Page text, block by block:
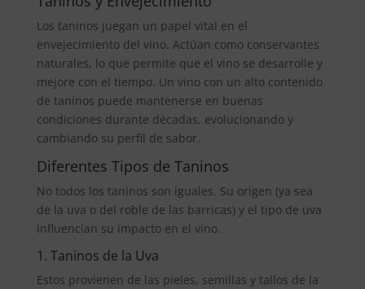
Los taninos juegan un papel vital en el
envejecimiento del vino. Actúan como conservantes
naturales, lo que permite que el vino se desarrolle y
mejore con el tiempo. Un vino con un alto contenido
de taninos puede mantenerse en buenas
condiciones durante décadas, evolucionando y
cambiando su perfil de sabor.
Diferentes Tipos de Taninos
No todos los taninos son iguales. Su origen (ya sea
de la uva o del roble de las barricas) y el tipo de uva
influencian su impacto en el vino.
1. Taninos de la Uva
Estos provienen de las pieles, semillas y tallos de la